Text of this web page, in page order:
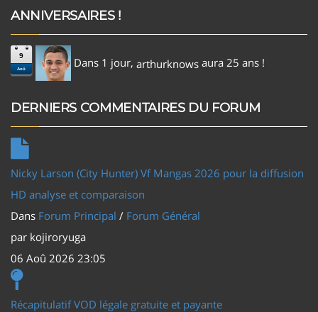
ANNIVERSAIRES !
9
Aoû Dans 1 jour, arthurknows aura 25 ans !
DERNIERS COMMENTAIRES DU FORUM
Nicky Larson (City Hunter) Vf Mangas 2026 pour la diffusion
HD analyse et comparaison
Dans Forum Principal / Forum Général
par kojiroryuga
06 Aoû 2026 23:05
Récapitulatif VOD légale gratuite et payante